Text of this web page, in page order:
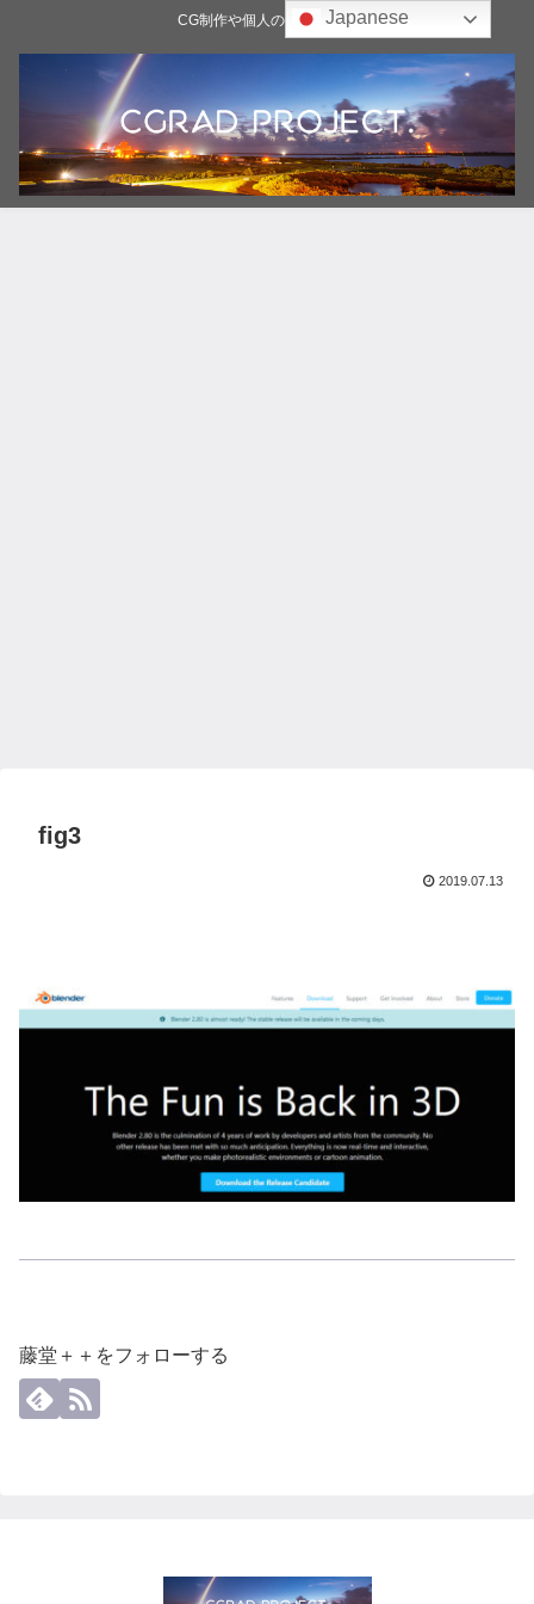
CG制作や個人の雑記ブログ
fig3
2019.07.13
藤堂＋＋をフォローする
Japanese